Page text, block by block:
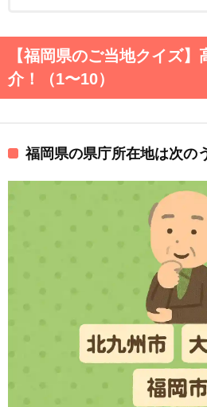
【福岡県のご当地クイズ
介！（1〜10）
福岡県の県庁所在地は次の